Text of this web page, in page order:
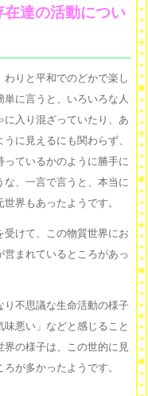
達の活動につい
りと平和でのどかで楽し
に言うと、いろいろな人
入り混ざっていたり、あ
に見えるにも関わらず、
ているかのように勝手に
な、一言で言うと、本当に
界もあったようです。
けて、この物質世界にお
まれているところがあっ
不思議な生命活動の様子
悪い」などと感じること
界の様子は、この世的に見
が多かったようです。